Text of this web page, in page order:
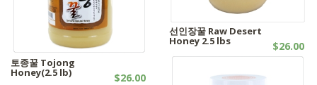
선인장꿀 Raw Desert
Honey 2.5 lbs $26.00
꿀제품
토종꿀 Tojong
Honey(2.5 lb) $26.00